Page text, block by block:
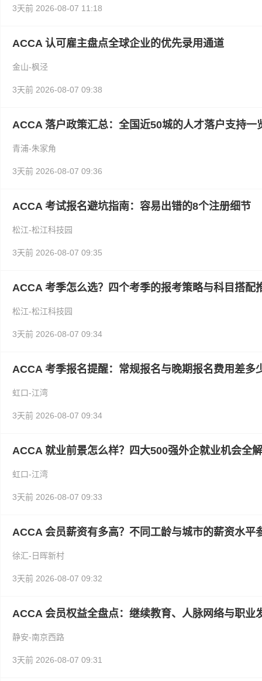
3天前 2026-08-07 11:18
ACCA 认可雇主盘点全球企业的优先录用通道
金山-枫泾
3天前 2026-08-07 09:38
ACCA 落户政策汇总：全国近50城的人才落户支持一
青浦-朱家角
3天前 2026-08-07 09:36
ACCA 考试报名避坑指南：容易出错的8个注册细节
松江-松江科技园
3天前 2026-08-07 09:35
ACCA 考季怎么选？四个考季的报考策略与科目搭配
松江-松江科技园
3天前 2026-08-07 09:34
ACCA 考季报名提醒：常规报名与晚期报名费用差多
虹口-江湾
3天前 2026-08-07 09:34
ACCA 就业前景怎么样？四大500强外企就业机会全
虹口-江湾
3天前 2026-08-07 09:33
ACCA 会员薪资有多高？不同工龄与城市的薪资水平
徐汇-日晖新村
3天前 2026-08-07 09:32
ACCA 会员权益全盘点：继续教育、人脉网络与职业
静安-南京西路
3天前 2026-08-07 09:31